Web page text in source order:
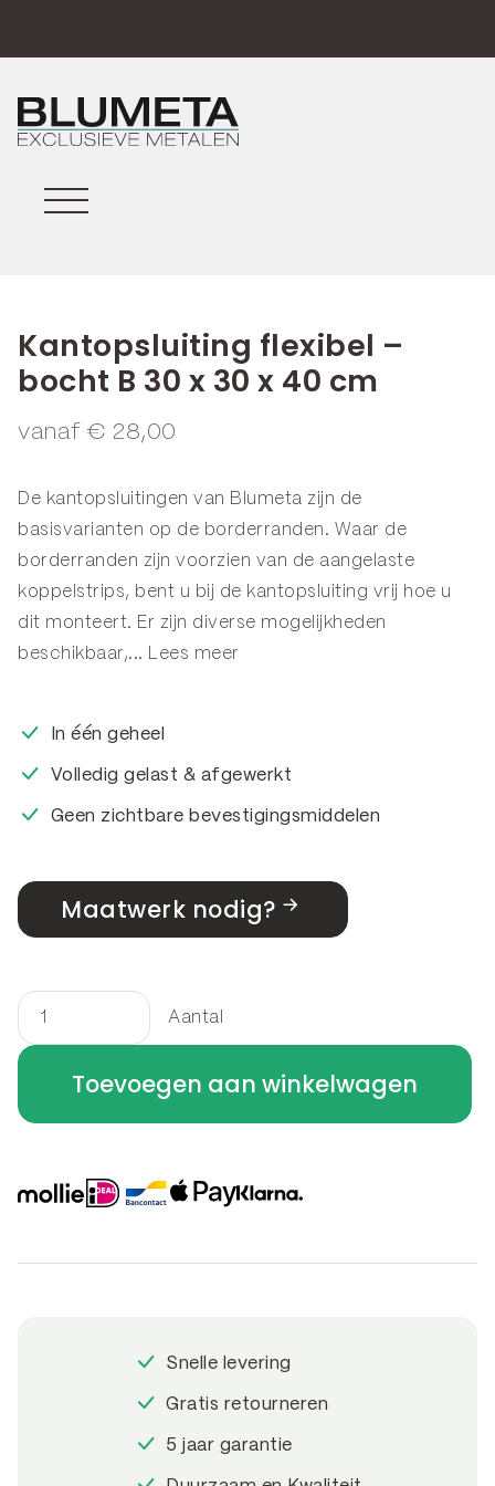
Kantopsluiting flexibel –
bocht B 30 x 30 x 40 cm
vanaf € 28,00
De kantopsluitingen van Blumeta zijn de
basisvarianten op de borderranden . Waar de
borderranden zijn voorzien van de aangelaste
koppelstrips, bent u bij de kantopsluiting vrij hoe u
dit monteert. Er zijn diverse mogelijkheden
beschikbaar,... Lees meer
In één geheel
Volledig gelast & afgewerkt
Geen zichtbare bevestigingsmiddelen
Maatwerk nodig?
Kantopsluiting
flexibel
bocht
30
Aantal
Toevoegen aan winkelwagen
Snelle levering
Gratis retourneren
5 jaar garantie